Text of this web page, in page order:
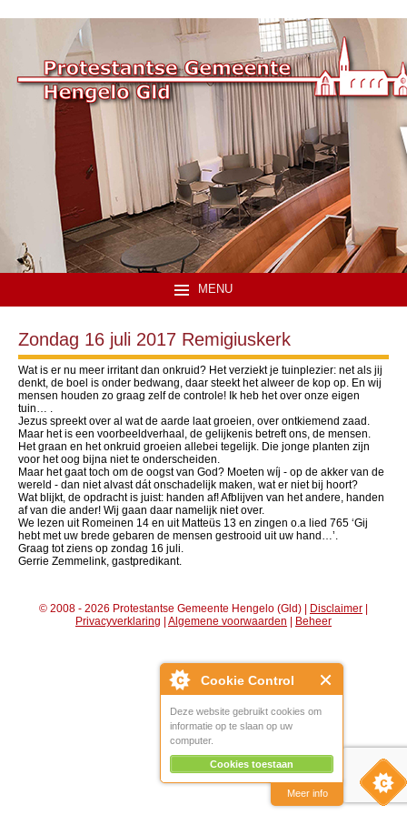
Cookie Control
Deze website gebruikt cookies om
informatie op te slaan op uw
computer.
Cookies toestaan
Meer info
MENU
Zondag 16 juli 2017 Remigiuskerk
Wat is er nu meer irritant dan onkruid? Het verziekt je tuinplezier: net als jij
denkt, de boel is onder bedwang, daar steekt het alweer de kop op. En wij
mensen houden zo graag zelf de controle! Ik heb het over onze eigen
tuin… .
Jezus spreekt over al wat de aarde laat groeien, over ontkiemend zaad.
Maar het is een voorbeeldverhaal, de gelijkenis betreft ons, de mensen.
Het graan en het onkruid groeien allebei tegelijk. Die jonge planten zijn
voor het oog bijna niet te onderscheiden.
Maar het gaat toch om de oogst van God? Moeten wíj - op de akker van de
wereld - dan niet alvast dát onschadelijk maken, wat er niet bij hoort?
Wat blijkt, de opdracht is juist: handen af! Afblijven van het andere, handen
af van die ander! Wij gaan daar namelijk niet over.
We lezen uit Romeinen 14 en uit Matteüs 13 en zingen o.a lied 765 ‘Gij
hebt met uw brede gebaren de mensen gestrooid uit uw hand…’.
Graag tot ziens op zondag 16 juli.
Gerrie Zemmelink, gastpredikant.
© 2008 - 2026 Protestantse Gemeente Hengelo (Gld) | Disclaimer |
Privacyverklaring | Algemene voorwaarden | Beheer